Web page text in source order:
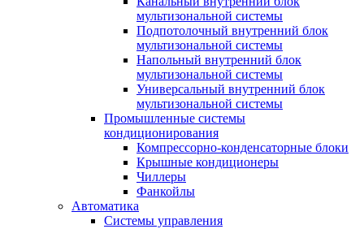
мультизональной системы
Подпотолочный внутренний блок
мультизональной системы
Напольный внутренний блок
мультизональной системы
Универсальный внутренний блок
мультизональной системы
Промышленные системы
кондиционирования
Компрессорно-конденсаторные блоки
Крышные кондиционеры
Чиллеры
Фанкойлы
Автоматика
Системы управления